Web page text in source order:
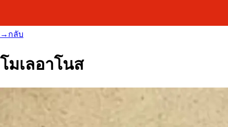
→ กลับ
โมเลอาโนส